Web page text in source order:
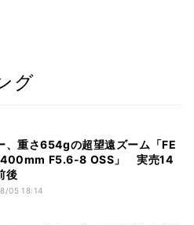
グ
、重さ654gの超望遠ズーム「FE
F5.6-8 OSS」 実売14
後
05 18:14